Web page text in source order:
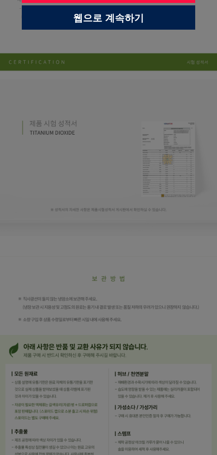
웹으로 계속하기